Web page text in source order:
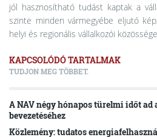
jól hasznosítható tudást kaptak a
szinte minden vármegyébe eljutó
helyi és regionális vállalkozói
KAPCSOLÓDÓ TARTALMAK
TUDJON MEG TÖBBET.
A NAV négy hónapos türelmi időt
bevezetéséhez
Közlemény: tudatos